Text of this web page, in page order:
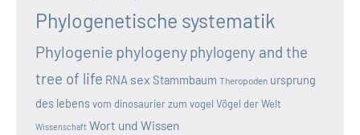
Phylogenetische systematik
Phylogenie phylogenyphylogeny and the
tree of life RNA sex Stammbaum Theropoden ursprung
des lebensvom dinosaurier zum vogel Vögel der Welt
Wissenschaft Wort und Wissen